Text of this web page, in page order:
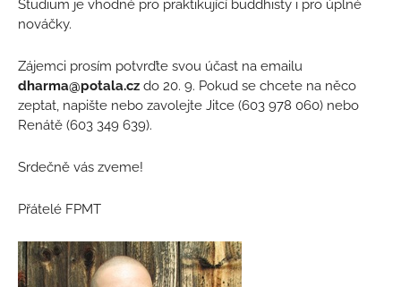
Studium je vhodné pro praktikující buddhisty i pro úplné
nováčky.
Zájemci prosím potvrďte svou účast na emailu
dharma@potala.cz do 20. 9. Pokud se chcete na něco
zeptat, napište nebo zavolejte Jitce (603 978 060) nebo
Renátě (603 349 639).
Srdečně vás zveme!
Přátelé FPMT